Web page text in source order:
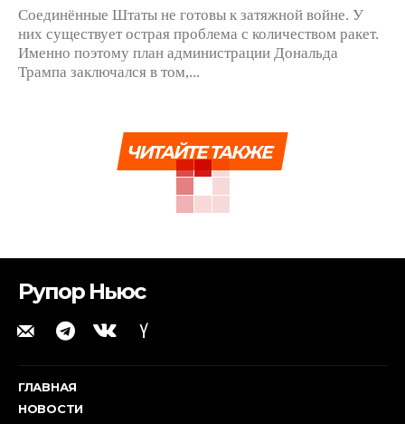
Соединённые Штаты не готовы к затяжной войне. У
них существует острая проблема с количеством ракет.
Именно поэтому план администрации Дональда
Трампа заключался в том,...
ЧИТАЙТЕ ТАКЖЕ
Рупор Ньюс
ГЛАВНАЯ
НОВОСТИ